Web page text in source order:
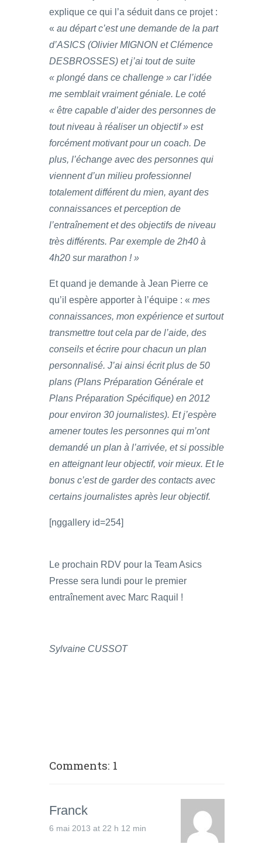
explique ce qui l’a séduit dans ce projet :
« au départ c’est une demande de la part
d’ASICS (Olivier MIGNON et Clémence
DESBROSSES) et j’ai tout de suite
« plongé dans ce challenge » car l’idée
me semblait vraiment géniale. Le coté
« être capable d’aider des personnes de
tout niveau à réaliser un objectif » est
forcément motivant pour un coach. De
plus, l’échange avec des personnes qui
viennent d’un milieu professionnel
totalement différent du mien, ayant des
connaissances et perception de
l’entraînement et des objectifs de niveau
très différents. Par exemple de 2h40 à
4h20 sur marathon ! »
Et quand je demande à Jean Pierre ce
qu’il espère apporter à l’équipe : « mes
connaissances, mon expérience et surtout
transmettre tout cela par de l’aide, des
conseils et écrire pour chacun un plan
personnalisé. J’ai ainsi écrit plus de 50
plans (Plans Préparation Générale et
Plans Préparation Spécifique) en 2012
pour environ 30 journalistes). Et j’espère
amener toutes les personnes qui m’ont
demandé un plan à l’arrivée, et si possible
en atteignant leur objectif, voir mieux. Et le
bonus c’est de garder des contacts avec
certains journalistes après leur objectif.
[nggallery id=254]
Le prochain RDV pour la Team Asics
Presse sera lundi pour le premier
entraînement avec Marc Raquil !
Sylvaine CUSSOT
Comments: 1
Franck
6 mai 2013 at 22 h 12 min